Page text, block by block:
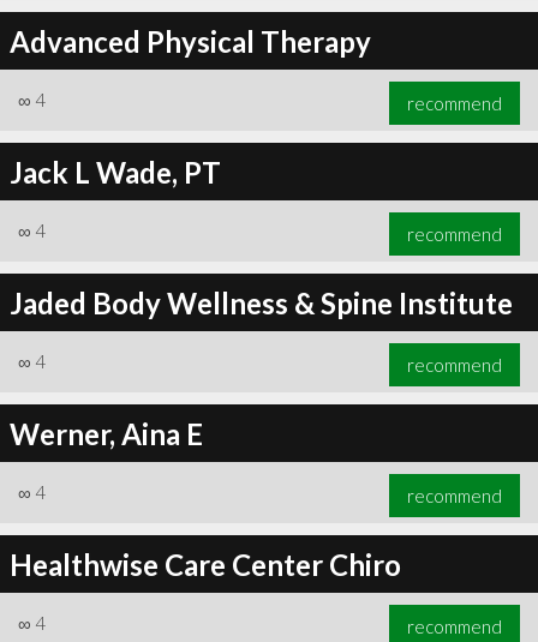
Advanced Physical Therapy
∞ 4 recommend
Jack L Wade, PT
∞ 4 recommend
Jaded Body Wellness & Spine Institute
∞ 4 recommend
Werner, Aina E
∞ 4 recommend
Healthwise Care Center Chiro
∞ 4 recommend